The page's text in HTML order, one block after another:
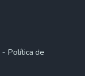
- Política de